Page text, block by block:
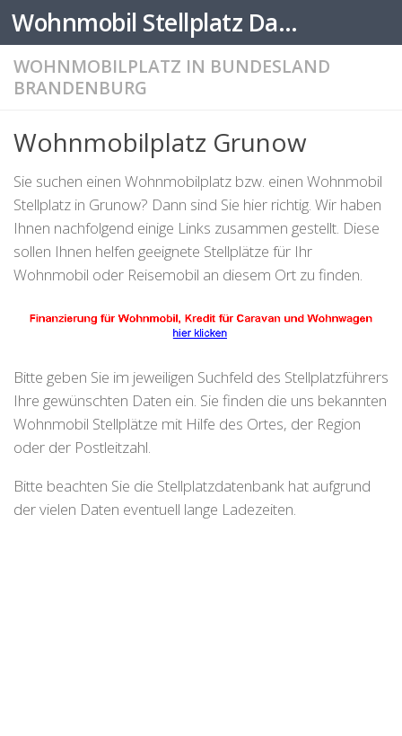
Zum Inhalt springen Wohnmobil Stellplatz Datenbank
WOHNMOBILPLATZ IN BUNDESLAND
BRANDENBURG
Wohnmobilplatz Grunow
Sie suchen einen Wohnmobilplatz bzw. einen Wohnmobil
Stellplatz in Grunow? Dann sind Sie hier richtig. Wir haben
Ihnen nachfolgend einige Links zusammen gestellt. Diese
sollen Ihnen helfen geeignete Stellplätze für Ihr
Wohnmobil oder Reisemobil an diesem Ort zu finden.
Bitte geben Sie im jeweiligen Suchfeld des Stellplatzführers
Ihre gewünschten Daten ein. Sie finden die uns bekannten
Wohnmobil Stellplätze mit Hilfe des Ortes, der Region
oder der Postleitzahl.
Bitte beachten Sie die Stellplatzdatenbank hat aufgrund
der vielen Daten eventuell lange Ladezeiten.